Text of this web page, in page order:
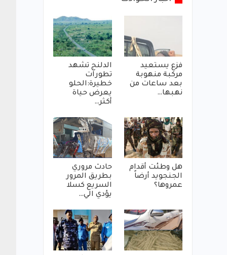
فزع يستعيد
مركبة منهوبة
بعد ساعات من
نهبها…
الدلنج تشهد
تطورات
خطيرة:الحلو
يعرض حياة
أكثر…
هل وطئت أقدام
الجنجويد أرضاً
عمروها؟
حادث مروري
بطريق المرور
السريع كسلا
يؤدي الي…